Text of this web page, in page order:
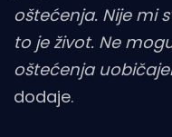
oštećenja. Nije mi
to je život. Ne
oštećenja
dodaje.